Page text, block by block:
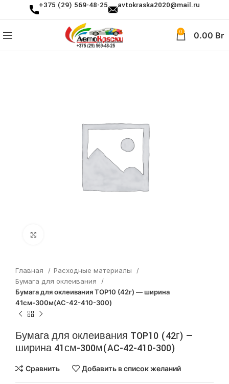
+375 (29) 569-48-25 avtokraska2020@mail.ru
0 0.00 Br
Главная
Расходные материалы
Бумага для оклеивания
Бумага для оклеивания TOP10 (42г) — ширина
41см-300м(AC-42-410-300)
Бумага для оклеивания TOP10 (42г) —
ширина 41см-300м(AC-42-410-300)
Сравнить Добавить в список желаний